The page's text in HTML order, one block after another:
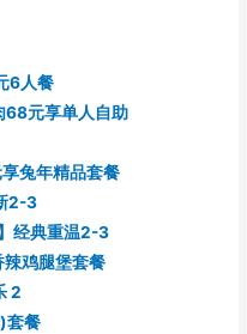
6人餐
68元享单人自助
兔年精品套餐
2-3
经典重温2-3
鸡腿堡套餐
2
套餐